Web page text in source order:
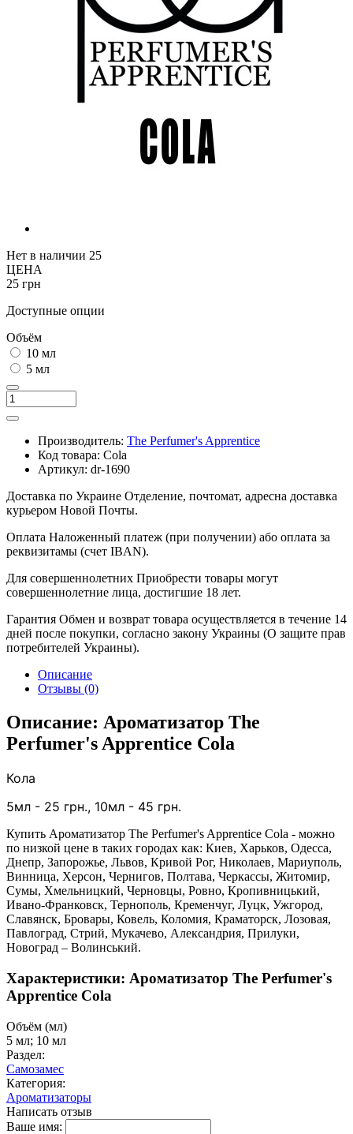
Нет в наличии 25
ЦЕНА
25 грн
Доступные опции
Объём
10 мл
5 мл
Производитель: The Perfumer's Apprentice
Код товара: Cola
Артикул: dr-1690
Доставка по Украине Отделение, почтомат, адресна доставка
курьером Новой Почты.
Оплата Наложенный платеж (при получении) або оплата за
реквизитамы (счет IBAN).
Для совершеннолетних Приобрести товары могут
совершеннолетние лица, достигшие 18 лет.
Гарантия Обмен и возврат товара осуществляется в течение 14
дней после покупки, согласно закону Украины (О защите прав
потребителей Украины).
Описание
Отзывы (0)
Описание: Ароматизатор The
Perfumer's Apprentice Cola
Кола
5мл - 25 грн., 10мл - 45 грн.
Купить Ароматизатор The Perfumer's Apprentice Cola - можно
по низкой цене в таких городах как: Киев, Харьков, Одесса,
Днепр, Запорожье, Львов, Кривой Рог, Николаев, Мариуполь,
Винница, Херсон, Чернигов, Полтава, Черкассы, Житомир,
Сумы, Хмельницкий, Черновцы, Ровно, Кропивницький,
Ивано-Франковск, Тернополь, Кременчуг, Луцк, Ужгород,
Славянск, Бровары, Ковель, Коломия, Краматорск, Лозовая,
Павлоград, Стрий, Мукачево, Александрия, Прилуки,
Новоград – Волинський.
Характеристики: Ароматизатор The Perfumer's
Apprentice Cola
Объём (мл)
5 мл; 10 мл
Раздел:
Самозамес
Категория:
Ароматизаторы
Написать отзыв
Ваше имя: